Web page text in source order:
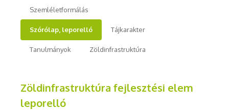
Szemléletformálás
Szórólap, leporelló Tájkarakter
Tanulmányok Zöldinfrastruktúra
Zöldinfrastruktúra fejlesztési elem
leporelló